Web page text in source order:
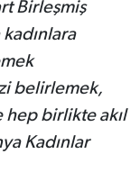
Birleşmiş
belirlemek,
hep birlikte akıl
Kadınlar